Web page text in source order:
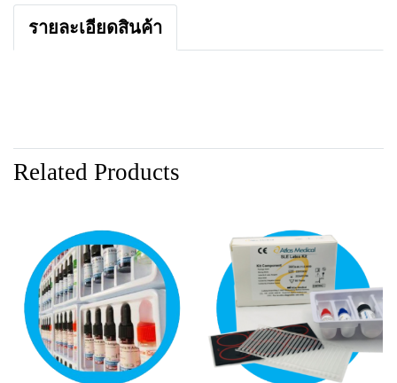
รายละเอียดสินค้า
Related Products